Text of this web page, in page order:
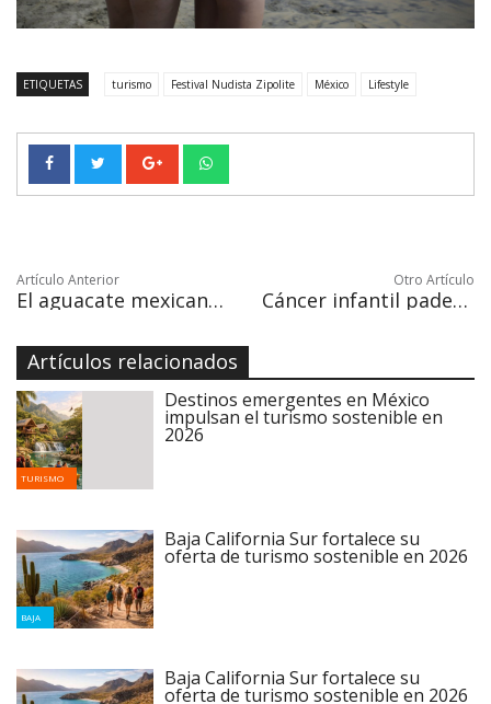
ETIQUETAS turismo Festival Nudista Zipolite México Lifestyle
Artículo Anterior
El aguacate mexicano corona temporada histórica de producción en Super Bowl
Otro Artículo
Cáncer infantil padece un diagnóstico tardío y abandono del tratamiento
Artículos relacionados
TURISMO
Destinos emergentes en México
impulsan el turismo sostenible en
2026
BAJA
Baja California Sur fortalece su
oferta de turismo sostenible en 2026
Baja California Sur fortalece su
oferta de turismo sostenible en 2026